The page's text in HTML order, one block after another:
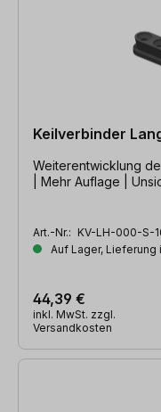
Keilverbinder
Weiterentwicklung
| Mehr Auflage |
Art.-Nr.: KV-LH-000-S-
Auf Lager, Lieferung
44,39 €
inkl. MwSt. zzgl.
Versandkosten